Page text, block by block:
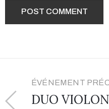
ÉVÉNEMENT
DUO